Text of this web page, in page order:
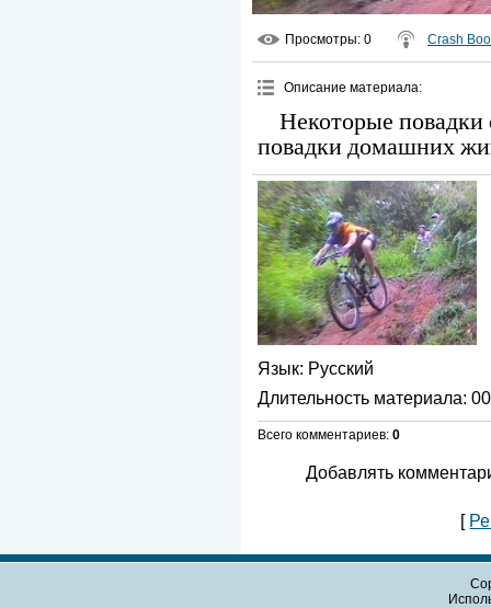
Просмотры: 0 Crash
Описание материала:
Некоторые
повадки домашних
Язык: Русский
Длительность материала:
Всего комментариев: 0
Добавлять
[